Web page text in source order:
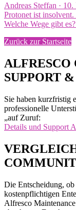
Andreas Steffan ·
am
10.
Protonet ist
Welche Wege gibt
Zurück zur Startseite
SUPPORT
Sie haben kurzfristig
professionelle
„auf Zuruf:
Details und Support
Die Entscheidung,
kostenpflichtigen
Alfresco